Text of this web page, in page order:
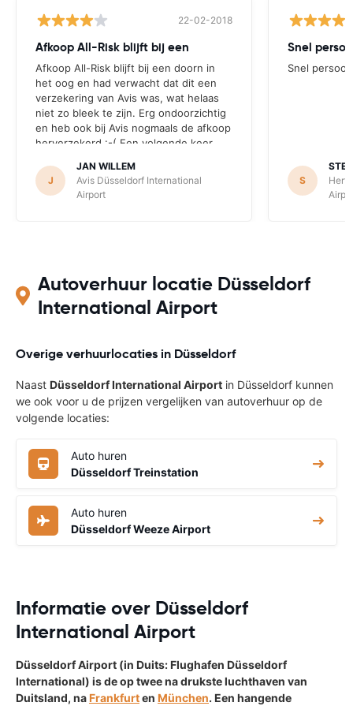
22-02-2018
Afkoop All-Risk blijft bij een
Afkoop All-Risk blijft bij een doorn in
het oog en had verwacht dat dit een
verzekering van Avis was, wat helaas
niet zo bleek te zijn. Erg ondoorzichtig
en heb ook bij Avis nogmaals de afkoop
herverzekerd :-( Een volgende keer
vergelijkbare maatschappij.
J
JAN WILLEM
Avis Düsseldorf International
Airport
Snel
Snel
S
Autoverhuur locatie Düsseldorf
International Airport
Overige verhuurlocaties in Düsseldorf
Naast Düsseldorf International Airport in Düsseldorf kunnen
we ook voor u de prijzen vergelijken van autoverhuur op de
volgende locaties:
Auto huren
Düsseldorf Treinstation
Auto huren
Düsseldorf Weeze Airport
Informatie over Düsseldorf
International Airport
Düsseldorf Airport (in Duits: Flughafen Düsseldorf
International) is de op twee na drukste luchthaven van
Duitsland, naFrankfurten München. Een hangende